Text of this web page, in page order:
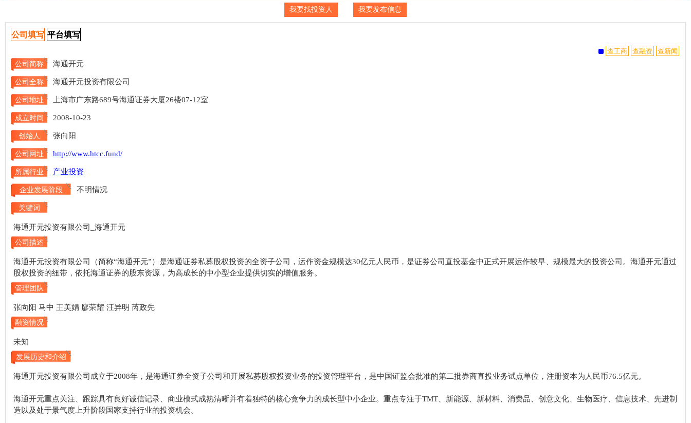
我要找投资人 我要发布信息
公司填写 平台填写
公司简称 海通开元
公司全称 海通开元投资有限公司
公司地址 上海市广东路689号海通证券大厦26楼07-12室
成立时间 2008-10-23
创始人 张向阳
公司网址 http://www.htcc.fund/
所属行业 产业投资
企业发展阶段 不明情况
关键词
海通开元投资有限公司_海通开元
公司描述
海通开元投资有限公司（简称“海通开元”）是海通证券私募股权投资的全资子公司，运作资金规模达30亿元人民币，是证券公司直投基金中正式开展运作较早、规模最大的投资公司。海通开元通过
股权投资的纽带，依托海通证券的股东资源，为高成长的中小型企业提供切实的增值服务。
管理团队
张向阳 马中 王美娟 廖荣耀 汪异明 芮政先
融资情况
未知
发展历史和介绍
海通开元投资有限公司成立于2008年，是海通证券全资子公司和开展私募股权投资业务的投资管理平台，是中国证监会批准的第二批券商直投业务试点单位，注册资本为人民币76.5亿元。
海通开元重点关注、跟踪具有良好诚信记录、商业模式成熟清晰并有着独特的核心竞争力的成长型中小企业。重点专注于TMT、新能源、新材料、消费品、创意文化、生物医疗、信息技术、先进制
造以及处于景气度上升阶段国家支持行业的投资机会。